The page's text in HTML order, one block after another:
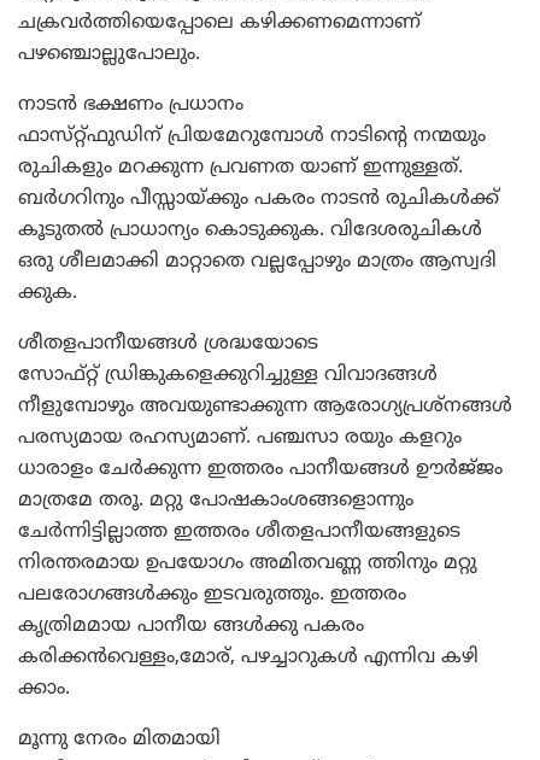
ചക്രവര്‍ത്തിയെപ്പോലെ കഴിക്കണമെന്നാണ്‌
പഴഞ്ചൊല്ലുപോലും.
നാടന്‍ ഭക്ഷണം പ്രധാനം
ഫാസ്‌റ്റ്‌ഫുഡിന്‌ പ്രിയമേറുമ്പോള്‍ നാടിന്റെ നന്മയും
രുചികളും മറക്കുന്ന പ്രവണത യാണ്‌ ഇന്നുള്ളത്‌.
ബര്‍ഗറിനും പീസ്സായ്‌ക്കും പകരം നാടന്‍ രുചികള്‍ക്ക്‌
കൂടുതല്‍ പ്രാധാന്യം കൊടുക്കുക. വിദേശരുചികള്‍
ഒരു ശീലമാക്കി മാറ്റാതെ വല്ലപ്പോഴും മാത്രം ആസ്വദി
ക്കുക.
ശീതളപാനീയങ്ങള്‍ ശ്രദ്ധയോടെ
സോഫ്‌റ്റ്‌ ഡ്രിങ്കുകളെക്കുറിച്ചുള്ള വിവാദങ്ങള്‍
നീളുമ്പോഴും അവയുണ്ടാക്കുന്ന ആരോഗ്യപ്രശ്‌നങ്ങള്‍
പരസ്യമായ രഹസ്യമാണ്‌. പഞ്ചസാ രയും കളറും
ധാരാളം ചേര്‍ക്കുന്ന ഇത്തരം പാനീയങ്ങള്‍ ഊര്‍ജ്‌ജം
മാത്രമേ തരൂ. മറ്റു പോഷകാംശങ്ങളൊന്നും
ചേര്‍ന്നിട്ടില്ലാത്ത ഇത്തരം ശീതളപാനീയങ്ങളുടെ
നിരന്തരമായ ഉപയോഗം അമിതവണ്ണ ത്തിനും മറ്റു
പലരോഗങ്ങള്‍ക്കും ഇടവരുത്തും. ഇത്തരം
കൃത്രിമമായ പാനീയ ങ്ങള്‍ക്കു പകരം
കരിക്കന്‍വെള്ളം,മോര്‌, പഴച്ചാറുകള്‍ എന്നിവ കഴി
ക്കാം.
മൂന്നു നേരം മിതമായി